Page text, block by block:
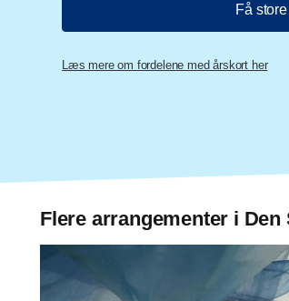
Få
Læs mere om fordelene med årskort her
Flere arrangementer i Den